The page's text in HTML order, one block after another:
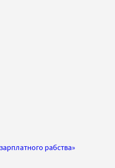
рабства»